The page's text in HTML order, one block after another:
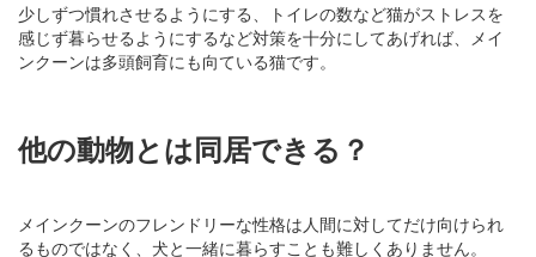
少しずつ慣れさせるようにする、トイレの数など猫がストレスを
感じず暮らせるようにするなど対策を十分にしてあげれば、メイ
ンクーンは多頭飼育にも向ている猫です。
他の動物とは同居できる？
メインクーンのフレンドリーな性格は人間に対してだけ向けられ
るものではなく、犬と一緒に暮らすことも難しくありません。